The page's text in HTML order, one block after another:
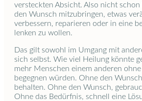
versteckten Absicht. Also nicht
den Wunsch mitzubringen, etwas
verbessern, reparieren oder in eine
lenken zu wollen.
Das gilt sowohl im Umgang mit
sich selbst. Wie viel Heilung könnte
mehr Menschen einem anderen
begegnen würden. Ohne den
behalten. Ohne den Wunsch,
Ohne das Bedürfnis, schnell eine